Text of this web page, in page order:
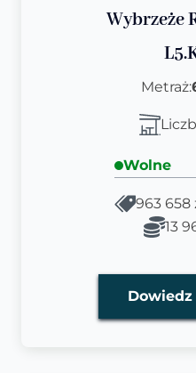
Wybrzeże
Metraż:
Wolne
963 658
13